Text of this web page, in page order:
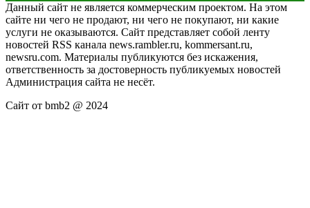
Данный сайт не является коммерческим проектом. На этом
сайте ни чего не продают, ни чего не покупают, ни какие
услуги не оказываются. Сайт представляет собой ленту
новостей RSS канала news.rambler.ru, kommersant.ru,
newsru.com. Материалы публикуются без искажения,
ответственность за достоверность публикуемых новостей
Администрация сайта не несёт.
Сайт от bmb2 @ 2024